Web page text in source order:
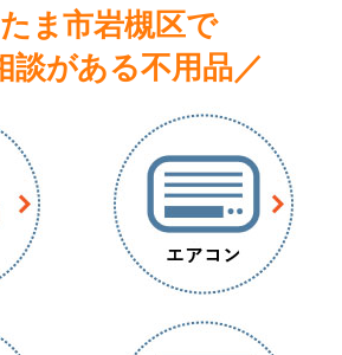
ま市岩槻区で
談がある不用品／